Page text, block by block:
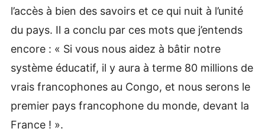
l’accès à bien des savoirs et ce qui nuit à l’unité
du pays. Il a conclu par ces mots que j’entends
encore : « Si vous nous aidez à bâtir notre
système éducatif, il y aura à terme 80 millions de
vrais francophones au Congo, et nous serons le
premier pays francophone du monde, devant la
France ! ».